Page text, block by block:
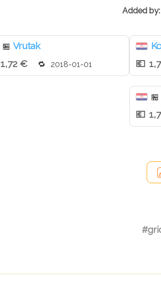
🏪 Vrutak
1,72 €
2018-01-01
🏪